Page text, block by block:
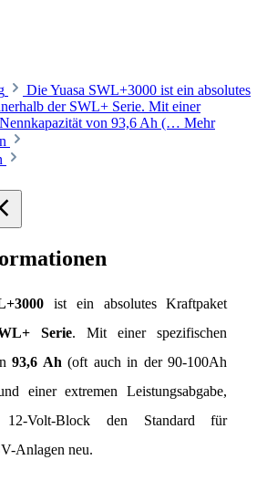
Die Yuasa SWL+3000 ist ein absolutes
der SWL+ Serie. Mit einer
von 93,6 Ah (… Mehr
ist ein absolutes Kraftpaket
Serie. Mit einer spezifischen
93,6 Ah (oft auch in der 90-100Ah
einer extremen Leistungsabgabe,
12-Volt-Block den Standard für
Anlagen neu.